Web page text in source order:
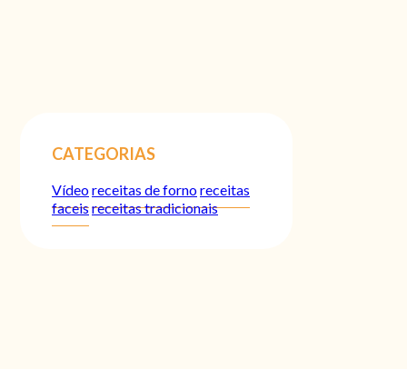
CATEGORIAS
Vídeoreceitas de fornoreceitas
faceisreceitas tradicionais